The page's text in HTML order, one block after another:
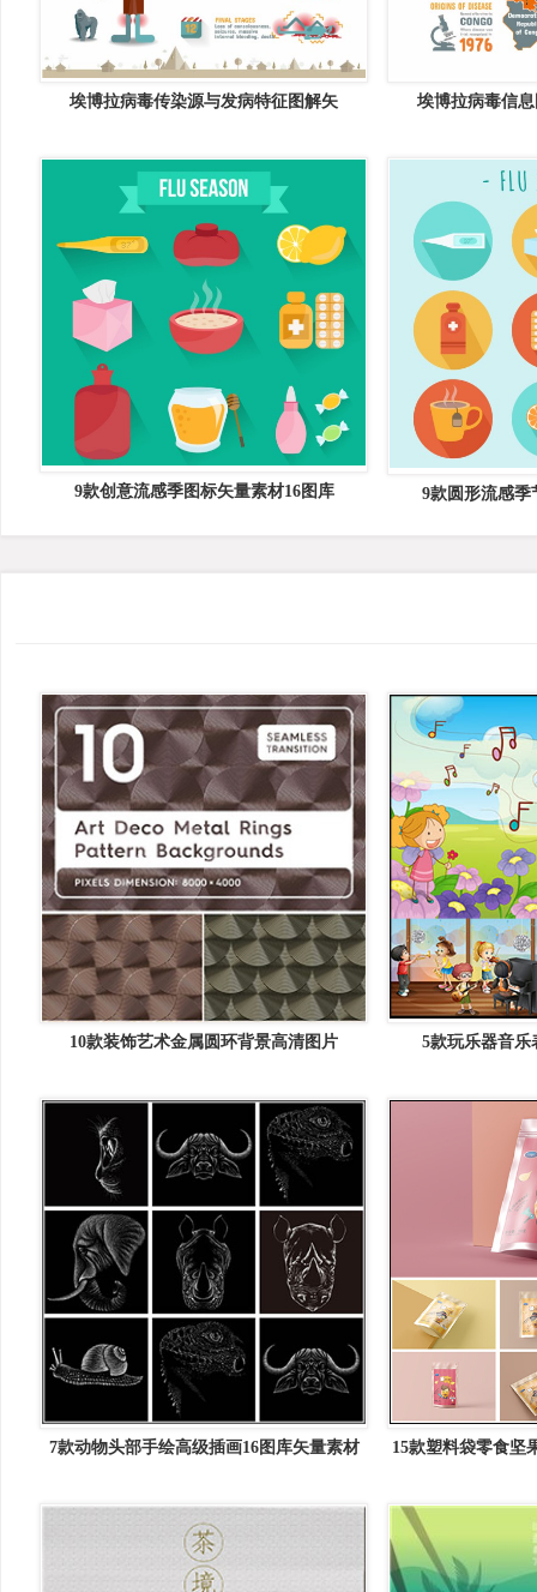
埃博拉病毒传染源与发病特征图解矢 埃博拉病毒信
9款创意流感季图标矢量素材16图库 9款圆形流感季
10款装饰艺术金属圆环背景高清图片 5款玩乐器音乐
7款动物头部手绘高级插画16图库矢量素材
15款塑料袋零食坚